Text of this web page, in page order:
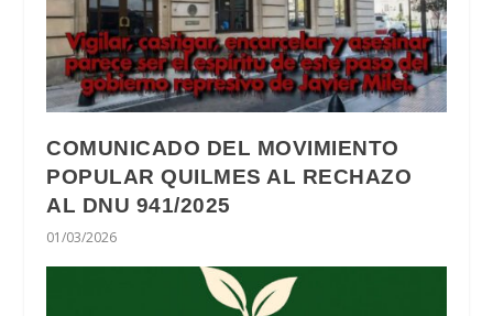
COMUNICADO DEL MOVIMIENTO
POPULAR QUILMES AL RECHAZO
AL DNU 941/2025
01/03/2026